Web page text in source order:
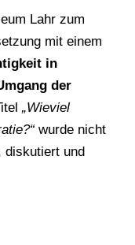
Lahr zum
mit einem
in
der
„Wieviel
wurde nicht
diskutiert und